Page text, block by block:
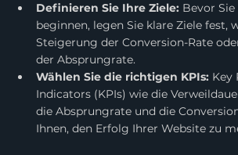
Definieren Sie Ihre Ziele: Bevor
beginnen, legen Sie klare Ziele fest,
Steigerung der Conversion-Rate
der Absprungrate.
Wählen Sie die richtigen KPIs: Key
Indicators (KPIs) wie die
die Absprungrate und die
Ihnen, den Erfolg Ihrer Website zu